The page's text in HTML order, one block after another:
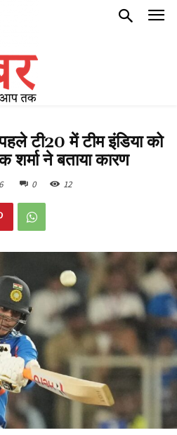
टी20 में टीम इंडिया को
शर्मा ने बताया कारण
0 12